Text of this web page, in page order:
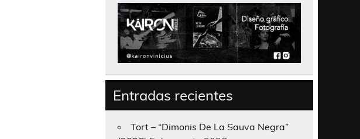
Entradas recientes
Tort – “Dimonis De La Sauva Negra”